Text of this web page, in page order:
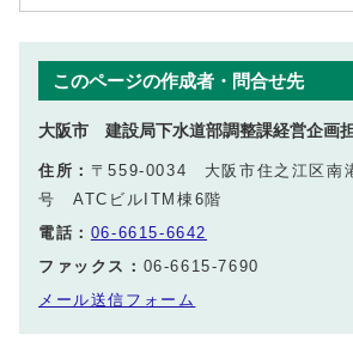
このページの作成者・問合せ先
大阪市 建設局下水道部調整課経営企画担
住所： 〒559-0034 大阪市住之江区南
号 ATCビルITM棟6階
電話： 06-6615-6642
ファックス： 06-6615-7690
メール送信フォーム